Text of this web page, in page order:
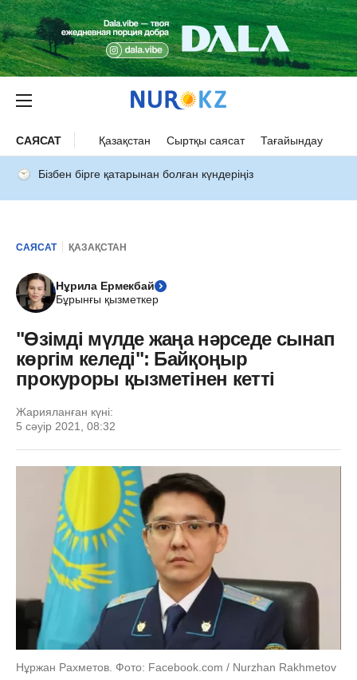
САЯСАТ Қазақстан Сыртқы саясат Тағайындау
Бізбен бірге қатарынан болған күндеріңіз
САЯСАТ ҚАЗАҚСТАН
Нұрила Ермекбай
Бұрынғы қызметкер
"Өзімді мүлде жаңа нәрседе сынап
көргім келеді": Байқоңыр
прокуроры қызметінен кетті
Жарияланған күні:
5 сәуір 2021, 08:32
Нұржан Рахметов. Фото: Facebook.com / Nurzhan Rakhmetov